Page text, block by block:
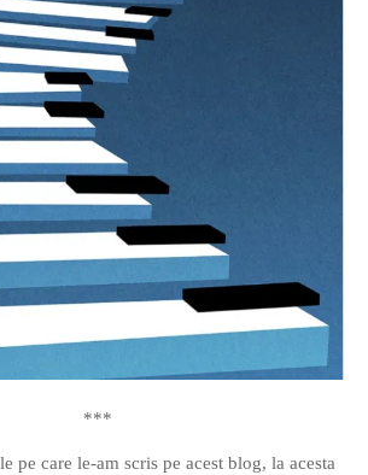
***
pe care le-am scris pe acest blog, la acesta